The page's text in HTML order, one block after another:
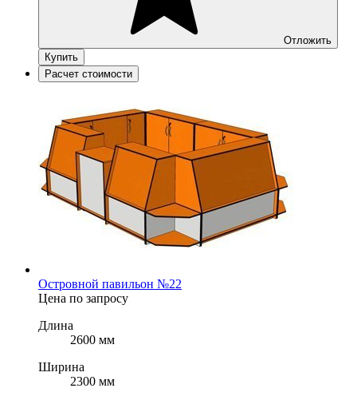
Отложить
Купить
Расчет стоимости
Островной павильон №22
Цена по запросу
Длина
2600 мм
Ширина
2300 мм